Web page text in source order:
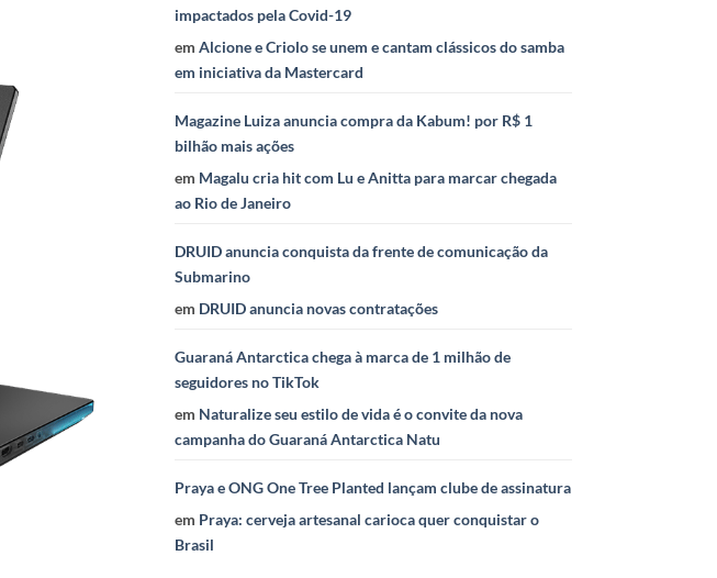
impactados pela Covid-19
emAlcione e Criolo se unem e cantam clássicos do samba
em iniciativa da Mastercard
Magazine Luiza anuncia compra da Kabum! por R$ 1
bilhão mais ações
em Magalu cria hit com Lu e Anitta para marcar chegada
ao Rio de Janeiro
DRUID anuncia conquista da frente de comunicação da
Submarino
em DRUID anuncia novas contratações
Guaraná Antarctica chega à marca de 1 milhão de
seguidores no TikTok
em Naturalize seu estilo de vida é o convite da nova
campanha do Guaraná Antarctica Natu
Praya e ONG One Tree Planted lançam clube de assinatura
em Praya: cerveja artesanal carioca quer conquistar o
Brasil